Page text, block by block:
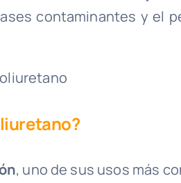
contaminantes y el
, uno de sus usos más